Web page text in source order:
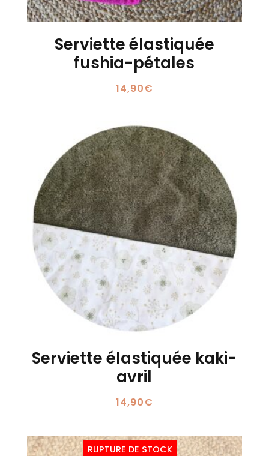
Serviette élastiquée
fushia-pétales
14,90€
Serviette élastiquée kaki-
avril
14,90€
RUPTURE DE STOCK